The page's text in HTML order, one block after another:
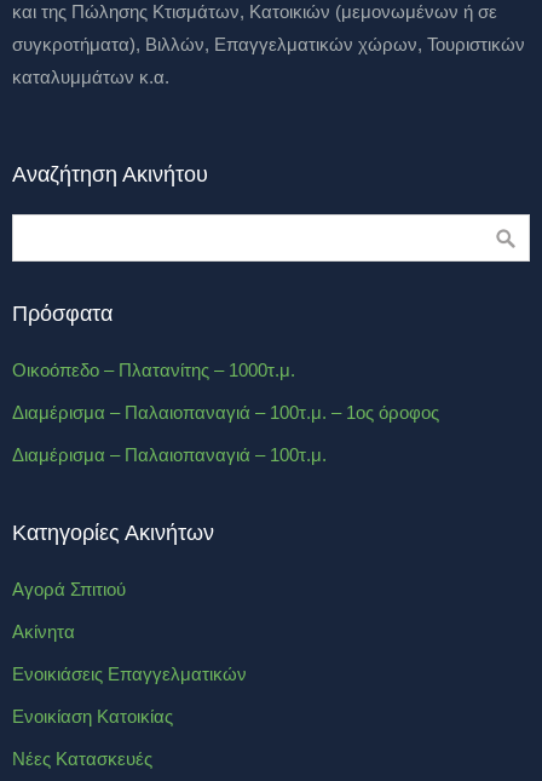
και της Πώλησης Κτισμάτων, Κατοικιών (μεμονωμένων ή σε
συγκροτήματα), Βιλλών, Επαγγελματικών χώρων, Τουριστικών
καταλυμμάτων κ.α.
Αναζήτηση Ακινήτου
Πρόσφατα
Οικοόπεδο – Πλατανίτης – 1000τ.μ.
Διαμέρισμα – Παλαιοπαναγιά – 100τ.μ. – 1ος όροφος
Διαμέρισμα – Παλαιοπαναγιά – 100τ.μ.
Κατηγορίες Ακινήτων
Αγορά Σπιτιού
Ακίνητα
Ενοικιάσεις Επαγγελματικών
Ενοικίαση Κατοικίας
Νέες Κατασκευές